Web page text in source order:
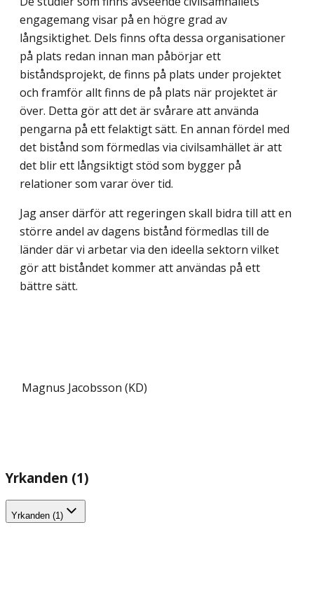
engagemang visar på en högre grad av
långsiktighet. Dels finns ofta dessa organisationer
på plats redan innan man påbörjar ett
biståndsprojekt, de finns på plats under projektet
och framför allt finns de på plats när projektet är
över. Detta gör att det är svårare att använda
pengarna på ett felaktigt sätt. En annan fördel med
det bistånd som förmedlas via civilsamhället är att
det blir ett långsiktigt stöd som bygger på
relationer som varar över tid.
Jag anser därför att regeringen skall bidra till att en
större andel av dagens bistånd förmedlas till de
länder där vi arbetar via den ideella sektorn vilket
gör att biståndet kommer att användas på ett
bättre sätt.
Magnus Jacobsson (KD)
Yrkanden (1)
Yrkanden (1)